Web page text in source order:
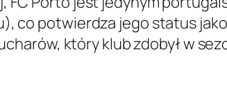
co potwierdza jego status
który klub zdobył w